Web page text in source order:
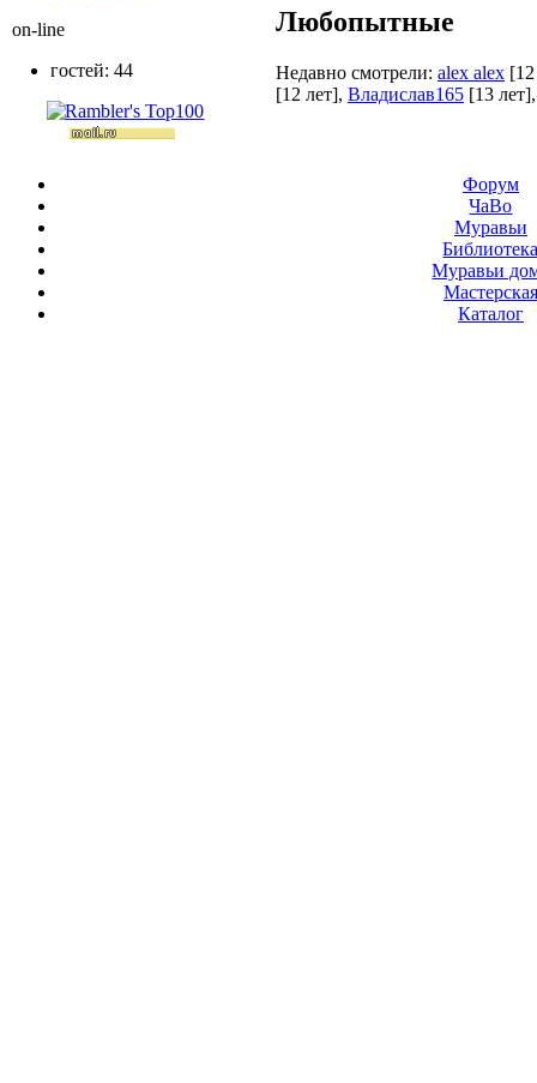
Любопытные
Недавно смотрели: alex alex
[12 лет], Владислав165 [13 лет]
on-line
гостей: 44
Форум
ЧаВо
Муравьи
Муравьи
Мастерская
Каталог